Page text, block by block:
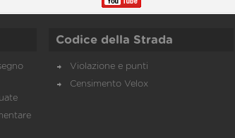
Codice della Strada
Violazione e punti
Censimento Velox